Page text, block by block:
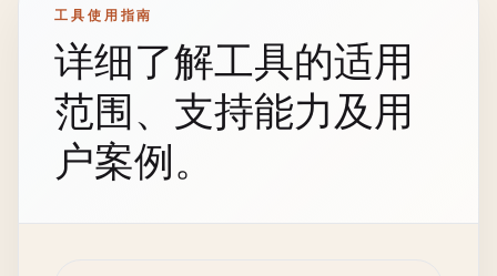
工具使用指南
详细了解工具的适用
范围、支持能力及用
户案例。